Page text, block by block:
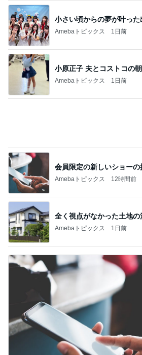
会員限定の新しいショーの
Amebaトピックス 12時間前
私達の味方でいてくれた義姉の言葉
Amebaトピックス
パートになり専属で仕事す